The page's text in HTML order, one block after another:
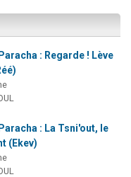
: Regarde ! Lève
: La Tsni'out, le
(Ekev)